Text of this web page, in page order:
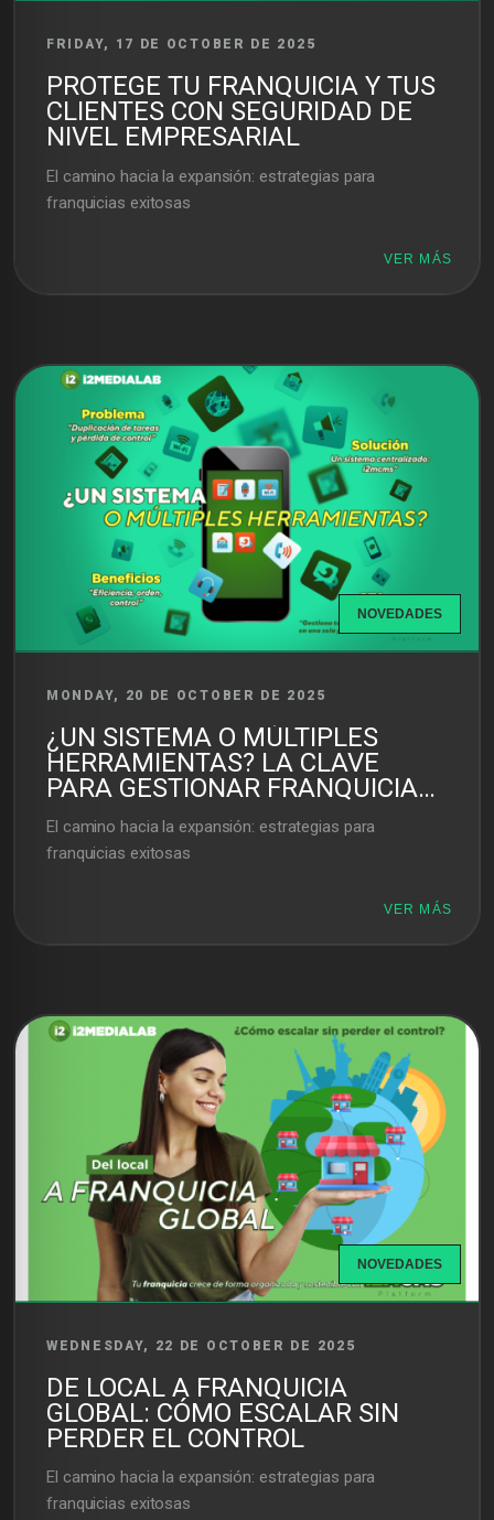
FRIDAY, 17 DE OCTOBER DE 2025
PROTEGE TU FRANQUICIA Y TUS
CLIENTES CON SEGURIDAD DE
NIVEL EMPRESARIAL
El camino hacia la expansión: estrategias para
franquicias exitosas
VER MÁS
NOVEDADES
MONDAY, 20 DE OCTOBER DE 2025
¿UN SISTEMA O MÚLTIPLES
HERRAMIENTAS? LA CLAVE
PARA GESTIONAR FRANQUICIAS
SIN PERDER EL CONTROL
El camino hacia la expansión: estrategias para
franquicias exitosas
VER MÁS
NOVEDADES
WEDNESDAY, 22 DE OCTOBER DE 2025
DE LOCAL A FRANQUICIA
GLOBAL: CÓMO ESCALAR SIN
PERDER EL CONTROL
El camino hacia la expansión: estrategias para
franquicias exitosas